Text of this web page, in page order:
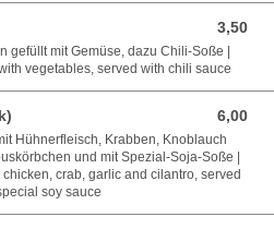
3,50
3,50 EUR
gefüllt mit Gemüse, dazu Chili-Soße |
vegetables, served with chili sauce
6,00
6,00 EUR
Hühnerfleisch, Krabben, Knoblauch
und mit Spezial-Soja-Soße |
crab, garlic and cilantro, served
soy sauce